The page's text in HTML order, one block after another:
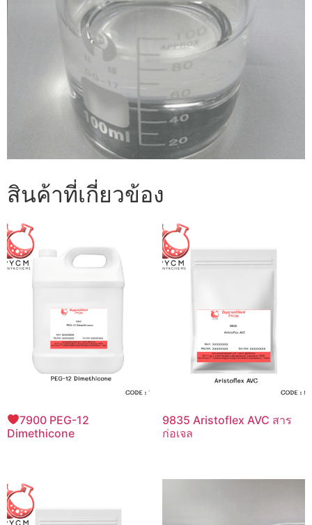
สินค้าที่เกี่ยวข้อง
7900 PEG-12
Dimethicone
9835 Aristoflex AVC สาร
ก่อเจล